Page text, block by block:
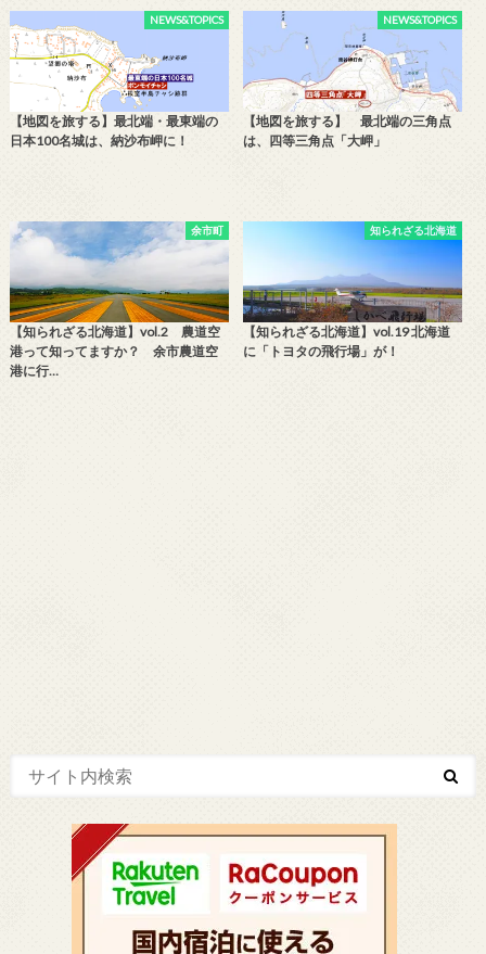
NEWS&TOPICS
【地図を旅する】最北端・最東端の
日本100名城は、納沙布岬に！
NEWS&TOPICS
【地図を旅する】 最北端の三角点
は、四等三角点「大岬」
余市町
【知られざる北海道】vol.2 農道空
港って知ってますか？ 余市農道空
港に行…
知られざる北海道
【知られざる北海道】vol.19 北海道
に「トヨタの飛行場」が！